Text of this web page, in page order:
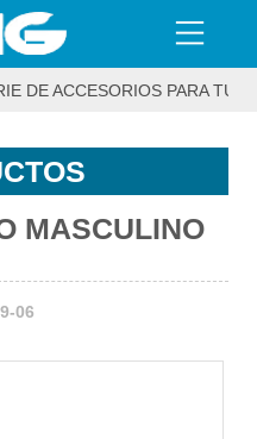
DE ACCESORIOS PARA
MASCULINO
06